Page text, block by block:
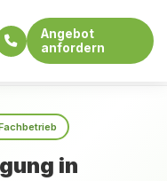
Angebot
anfordern
in